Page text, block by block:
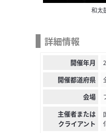
和太
詳細情報
開催年月
開催都道府県
会場
主催者または
クライアント